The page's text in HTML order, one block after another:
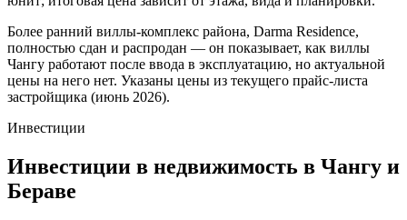
Более ранний виллы-комплекс района, Darma Residence,
полностью сдан и распродан — он показывает, как виллы
Чангу работают после ввода в эксплуатацию, но актуальной
цены на него нет. Указаны цены из текущего прайс-листа
застройщика (июнь 2026).
Инвестиции
Инвестиции в недвижимость в Чангу и
Бераве